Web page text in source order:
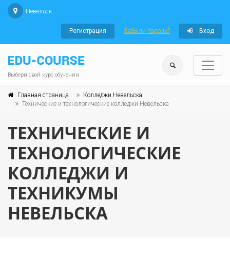
Невельск
Регистрация Забыли пароль? Вход
Выбери свой курс обучения
Главная страница
Колледжи Невельска
Технические и технологические колледжи Невельска
ТЕХНИЧЕСКИЕ И
ТЕХНОЛОГИЧЕСКИЕ
КОЛЛЕДЖИ И
ТЕХНИКУМЫ
НЕВЕЛЬСКА